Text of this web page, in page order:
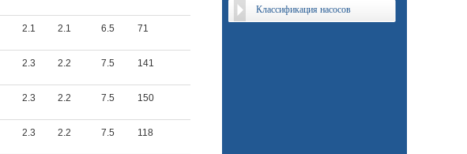
2.1 2.1 6.5 71
2.3 2.2 7.5 141
2.3 2.2 7.5 150
2.3 2.2 7.5 118
Классификация насосов